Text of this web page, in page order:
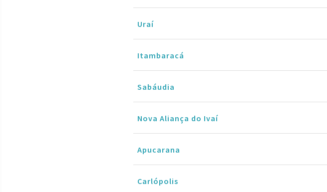
Uraí
Itambaracá
Sabáudia
Nova Aliança do Ivaí
Apucarana
Carlópolis